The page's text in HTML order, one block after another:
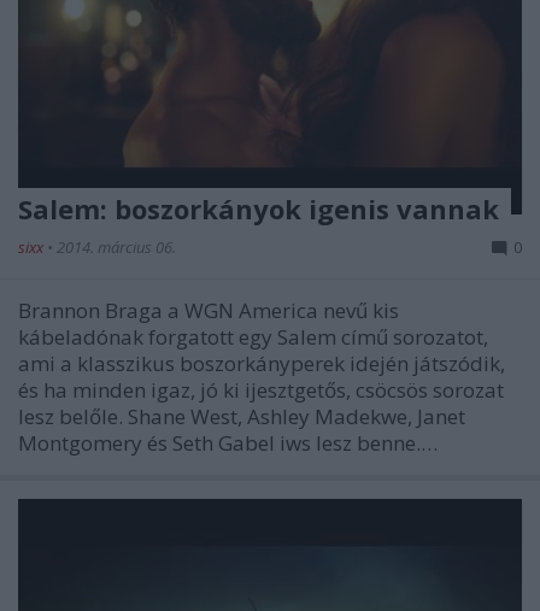
Salem: boszorkányok igenis vannak
sixx • 2014. március 06. 0
Brannon Braga a WGN America nevű kis
kábeladónak forgatott egy Salem című sorozatot,
ami a klasszikus boszorkányperek idején játszódik,
és ha minden igaz, jó ki ijesztgetős, csöcsös sorozat
lesz belőle. Shane West, Ashley Madekwe, Janet
Montgomery és Seth Gabel iws lesz benne.…